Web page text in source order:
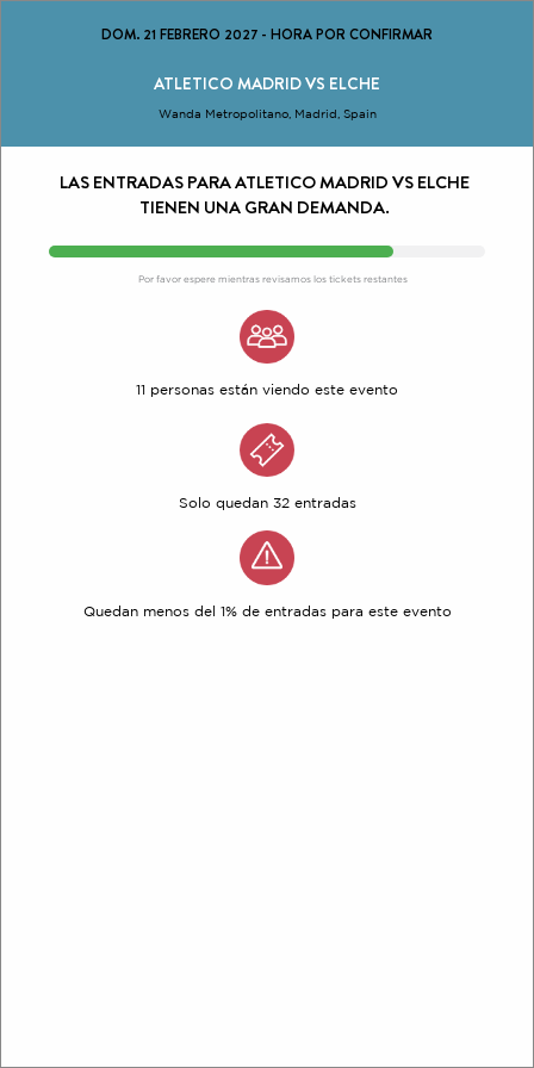
DOM. 21 FEBRERO 2027 - HORA POR CONFIRMAR
ATLETICO MADRID VS ELCHE
Wanda Metropolitano, Madrid, Spain
LAS ENTRADAS PARA ATLETICO MADRID VS ELCHE
TIENEN UNA GRAN DEMANDA.
Por favor espere mientras revisamos los tickets restantes
11 personas están viendo este evento
Solo quedan 32 entradas
Quedan menos del 1% de entradas para este evento